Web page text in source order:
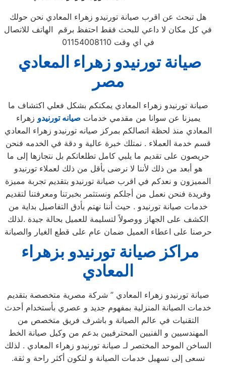
هل تبحث عن اقرب صيانة تورنيدو زهراء المعادي نحن حولك
في كل مكان لا داعي للبحث فقط احتفظ برقم الهاتف للاتصال
في اي وقت 01154008110
صيانةتورنيدو زهراء المعادي
مصر
صيانة تورنيدو زهراء المعادي يمكنكم بشكل فعلي اكتشاف ما
يميزنا عن سوانا من مقدمي خدمات صيانه تورنيدو زهراء
المعادي منذ لحظة اتصالكم بمركز صيانه تورنيدو زهراء المعادي
قسم خدمة العملاء . نمتلك خبرة عالية و دقة في الخدمه فنحن
حريصون على تقديم ما يلبي كامل تطلعاتكم بل نتجازها إلى ما
هو أبعد من ذلك لأننا لا نرضى بأقل من ذلك لعملاء تورنيدو
المميزون و نعدكم في اقرب صيانة تورنيدو بتقديم تجربة مميزة
وفريدة فنحن نعمل من أجلكم ونستثمر بخبرتنا ومعرفتنا لتقديم
خدمات صيانة تورنيدو . حيث أننا نهتم بأدق التفاصيل بداية من
الكشف على الجهاز ووصولاً لتسليمة للعميل بحالة جيدة .لذلك
حرصنا على اعطاء العميل ضمان عام على قطع الغيار والصيانة
المعادي
صيانة تورنيدو زهراء المعادي ” شركة مصرية متخصصة بتقديم
خدمات الصيانة المنزلية بمفهوم جديد و عصري بأستخدام أحدث
التقنيات في عالم الصيانة و باشرف فريق متخصص من
المهندسيين و الفنيين المحترفيين بدعم من وكيل صيانة الخط
الساخن الموحد المختصر لـ صيانة تورنيدو زهراء المعادي . لذلك
نسعى إلى تسهيل خدمات الصيانة و لتكون أكثر راحة و ثقة.